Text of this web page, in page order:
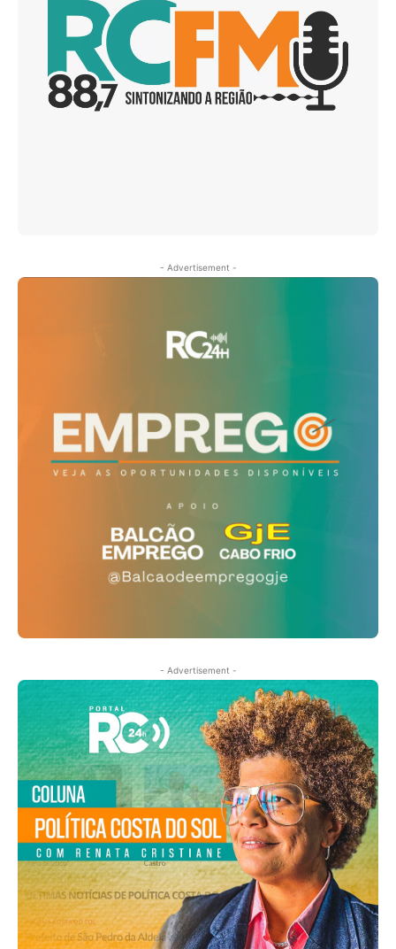
- Advertisement -
- Advertisement -